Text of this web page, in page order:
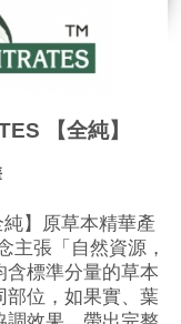
【全純】
】原草本精華產
主張「自然資源，
含標準分量的草本
部位，如果實、葉